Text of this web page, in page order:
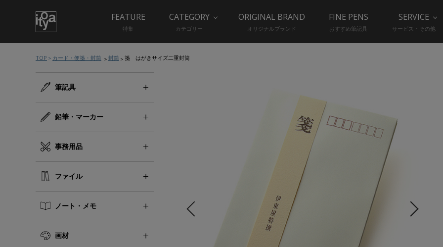
FEATURE
特集
CATEGORY
カテゴリー
ORIGINAL BRAND
オリジナルブランド
FINE PENS
おすすめ筆記具
SERVICE
サービス・その他
TOP カード・便箋・封筒 封筒 箋 はがきサイズ二重封筒
筆記具
鉛筆・マーカー
事務用品
ファイル
ノート・メモ
画材